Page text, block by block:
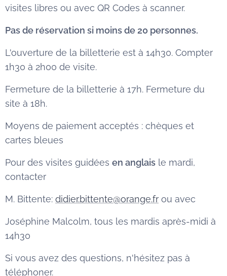
visites libres ou avec QR Codes à scanner.
Pas de réservation si moins de 20 personnes.
L'ouverture de la billetterie est à 14h30. Compter
1h30 à 2h00 de visite.
Fermeture de la billetterie à 17h. Fermeture du
site à 18h.
Moyens de paiement acceptés : chèques et
cartes bleues
Pour des visites guidées en anglais le mardi,
contacter
M. Bittente: didier.bittente@orange.fr ou avec
Joséphine Malcolm, tous les mardis après-midi à
14h30
Si vous avez des questions, n'hésitez pas à
téléphoner.